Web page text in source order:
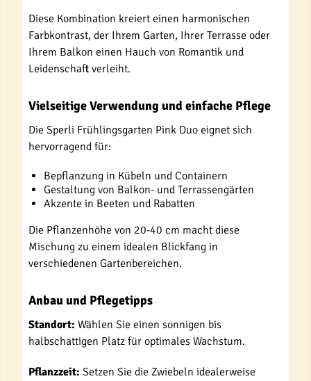
Diese Kombination kreiert einen harmonischen
Farbkontrast, der Ihrem Garten, Ihrer Terrasse oder
Ihrem Balkon einen Hauch von Romantik und
Leidenschaft verleiht.
Vielseitige Verwendung und einfache Pflege
Die Sperli Frühlingsgarten Pink Duo eignet sich
hervorragend für:
Bepflanzung in Kübeln und Containern
Gestaltung von Balkon- und Terrassengärten
Akzente in Beeten und Rabatten
Die Pflanzenhöhe von 20-40 cm macht diese
Mischung zu einem idealen Blickfang in
verschiedenen Gartenbereichen.
Anbau und Pflegetipps
Standort: Wählen Sie einen sonnigen bis
halbschattigen Platz für optimales Wachstum.
Pflanzzeit: Setzen Sie die Zwiebeln idealerweise